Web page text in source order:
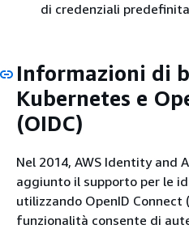
di credenziali
Informazioni di
Kubernetes e
(OIDC)
Nel 2014, AWS Identity and
aggiunto il supporto per le
utilizzando OpenID Connect
funzionalità consente di